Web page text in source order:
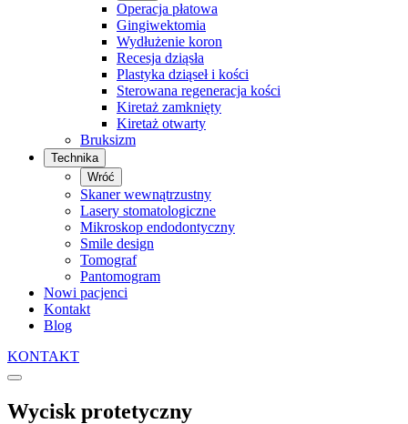
Operacja płatowa
Gingiwektomia
Wydłużenie koron
Recesja dziąsła
Plastyka dziąseł i kości
Sterowana regeneracja kości
Kiretaż zamknięty
Kiretaż otwarty
Bruksizm
Technika
Wróć
Skaner wewnątrzustny
Lasery stomatologiczne
Mikroskop endodontyczny
Smile design
Tomograf
Pantomogram
Nowi pacjenci
Kontakt
Blog
KONTAKT
Wycisk protetyczny